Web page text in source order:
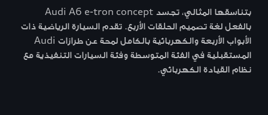
بتناسقها المثالي، تجسد Audi A6 e-tron concept
بالفعل لغة تصميم الحلقات الأربع. تقدم السيارة الرياضية ذات
الأبواب الأربعة والكهربائية بالكامل لمحة عن طرازات Audi
المستقبلية في الفئة المتوسطة وفئة السيارات التنفيذية مع
نظام القيادة الكهربائي.